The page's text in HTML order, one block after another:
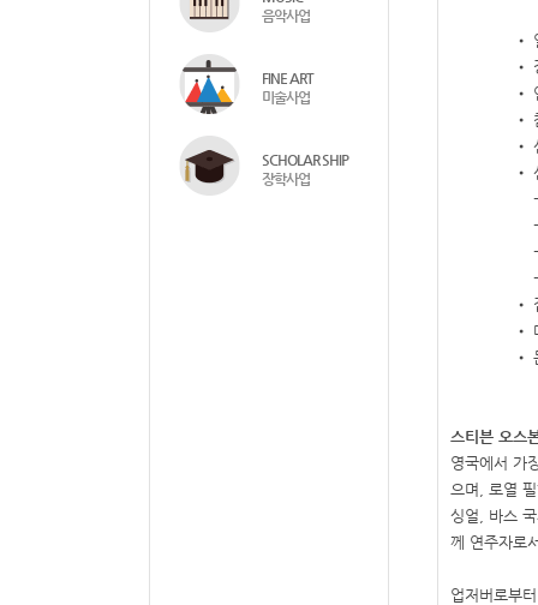
음악사업
FINE ART
미술사업
SCHOLAR SHIP
장학사업
•
•
•
•
•
•
•
•
•
스티븐 오스
영국에서 가
으며
로열
싱얼
바스
께 연주자로
업저버로부터